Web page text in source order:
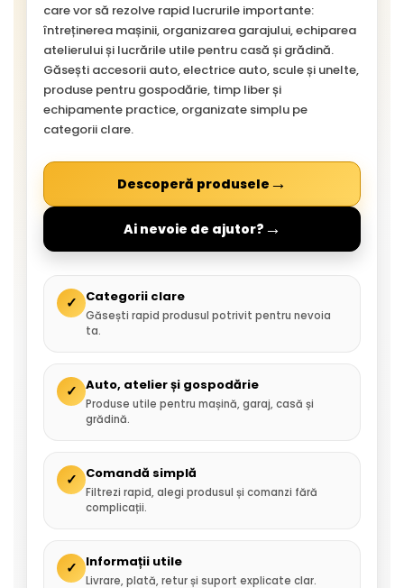
care vor să rezolve rapid lucrurile importante:
întreținerea mașinii, organizarea garajului, echiparea
atelierului și lucrările utile pentru casă și grădină.
Găsești accesorii auto, electrice auto, scule și unelte,
produse pentru gospodărie, timp liber și
echipamente practice, organizate simplu pe
categorii clare.
Descoperă produsele →
Ai nevoie de ajutor? →
✓ Categorii clare
Găsești rapid produsul potrivit pentru nevoia
ta.
✓ Auto, atelier și gospodărie
Produse utile pentru mașină, garaj, casă și
grădină.
✓ Comandă simplă
Filtrezi rapid, alegi produsul și comanzi fără
complicații.
✓ Informații utile
Livrare, plată, retur și suport explicate clar.